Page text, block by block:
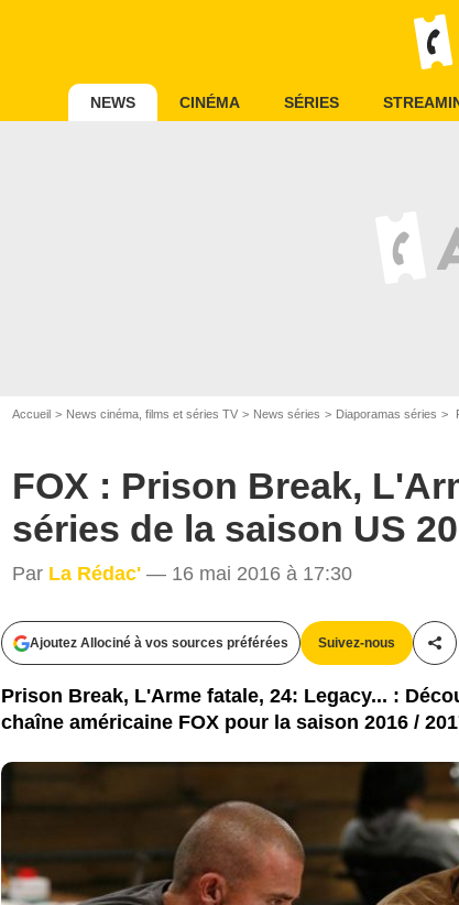
NEWS CINÉMA SÉRIES
Accueil News cinéma, films et séries TV News séries Diaporamas séries
FOX : Prison Break,
séries de la saison US
Par La Rédac' — 16 mai 2016 à 17:30
Ajoutez Allociné à vos sources préférées Suivez-nous
Prison Break, L'Arme fatale, 24: Legacy... :
chaîne américaine FOX pour la saison 2016 /
Twentieth Century Fox Television